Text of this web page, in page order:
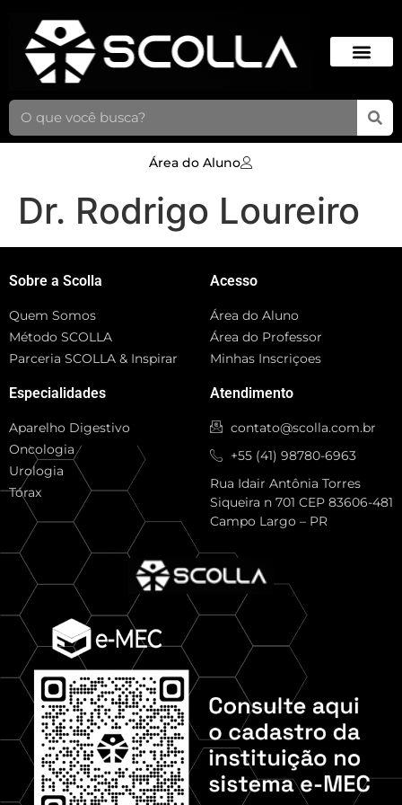
Área do Aluno
Dr. Rodrigo Loureiro
Sobre a Scolla
Quem Somos
Método SCOLLA
Parceria SCOLLA & Inspirar
Especialidades
Aparelho Digestivo
Oncologia
Urologia
Tórax
Acesso
Área do Aluno
Área do Professor
Minhas Inscriçoes
Atendimento
contato@scolla.com.br
+55 (41) 98780-6963
Rua Idair Antônia Torres
Siqueira n 701 CEP 83606-481
Campo Largo – PR